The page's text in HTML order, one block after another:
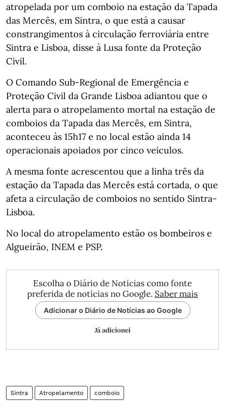
atropelada por um comboio na estação da Tapada
das Mercês, em Sintra, o que está a causar
constrangimentos à circulação ferroviária entre
Sintra e Lisboa, disse à Lusa fonte da Proteção
Civil.
O Comando Sub-Regional de Emergência e
Proteção Civil da Grande Lisboa adiantou que o
alerta para o atropelamento mortal na estação de
comboios da Tapada das Mercês, em Sintra,
aconteceu às 15h17 e no local estão ainda 14
operacionais apoiados por cinco veículos.
A mesma fonte acrescentou que a linha três da
estação da Tapada das Mercês está cortada, o que
afeta a circulação de comboios no sentido Sintra-
Lisboa.
No local do atropelamento estão os bombeiros e
Algueirão, INEM e PSP.
Escolha o Diário de Notícias como fonte
preferida de notícias no Google. Saber mais
Adicionar o Diário de Notícias ao Google
Já adicionei
Sintra Atropelamento comboio